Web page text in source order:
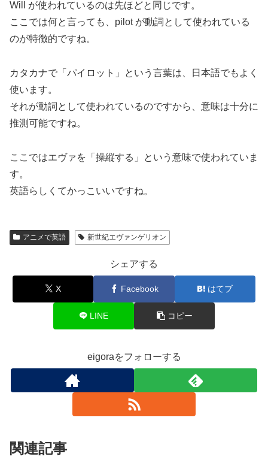
Will が使われているのは先ほどと同じです。
ここでは何と言っても、pilot が動詞として使われている
のが特徴的ですね。
カタカナで「パイロット」という言葉は、日本語でもよく
使います。
それが動詞として使われているのですから、意味は十分に
推測可能ですね。
ここではエヴァを「操縦する」という意味で使われていま
す。
英語らしくてかっこいいですね。
アニメで英語 新世紀エヴァンゲリオン
シェアする
X Facebook はてブ
LINE コピー
eigoraをフォローする
関連記事